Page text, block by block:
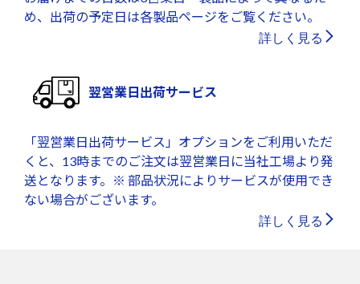
め、出荷の予定日は各製品ページをご覧ください。
詳しく見る
翌営業日出荷サービス
「翌営業日出荷サービス」オプションをご利用いただ
くと、13時までのご注文は翌営業日に当社工場より発
送となります。※ 部品状況によりサービスが使用でき
ない場合がございます。
詳しく見る